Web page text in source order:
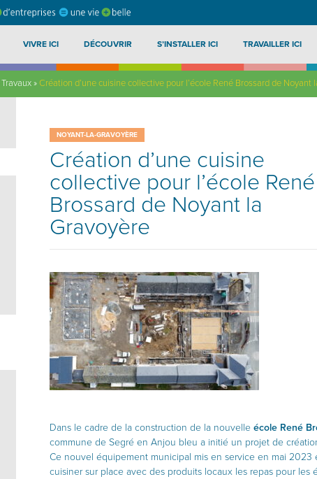
VIVRE ICI DÉCOUVRIR S’INSTALLER ICI TRAVAILLER ICI
Travaux»Création d’une cuisine collective pour l’école René Brossard de Noyant
NOYANT-LA-GRAVOYÈRE
Création d’une cuisine
collective pour l’école René
Brossard de Noyant la
Gravoyère
Dans le cadre de la construction de la nouvelle école René
commune de Segré en Anjou bleu a initié un projet de
Ce nouvel équipement municipal mis en service en mai 2023
cuisiner sur place avec des produits locaux les repas pour les